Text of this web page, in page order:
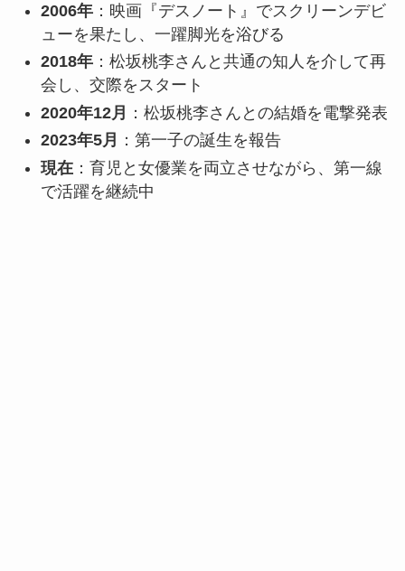
2006年：映画『デスノート』でスクリーンデビ
ューを果たし、一躍脚光を浴びる
2018年：松坂桃李さんと共通の知人を介して再
会し、交際をスタート
2020年12月
：松坂桃李さんとの結婚を電撃発表
2023年5月
：第一子の誕生を報告
現在：育児と女優業を両立させながら、第一線
で活躍を継続中